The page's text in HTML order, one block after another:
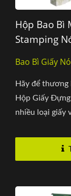
Hộp Bao Bì
Stamping
Bao Bì Giấy
Hãy để
Hộp Giấy
nhiều loại giấy